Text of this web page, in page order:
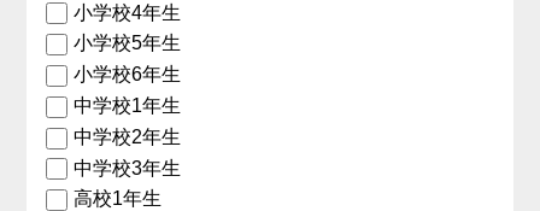
小学校4年生
小学校5年生
小学校6年生
中学校1年生
中学校2年生
中学校3年生
高校1年生